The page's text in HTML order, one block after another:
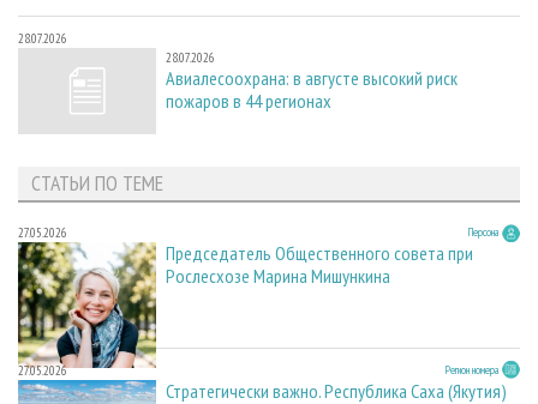
28.07.2026
28.07.2026
Авиалесоохрана: в августе высокий риск
пожаров в 44 регионах
СТАТЬИ ПО ТЕМЕ
27.05.2026 Персона
Председатель Общественного совета при
Рослесхозе Марина Мишункина
27.05.2026 Регион номера
Стратегически важно. Республика Саха (Якутия)